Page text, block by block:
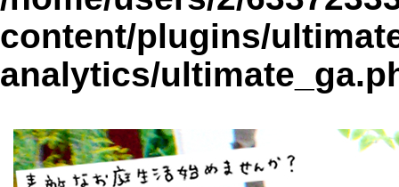
content/plugins/
analytics/